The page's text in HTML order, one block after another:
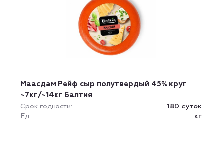
Маасдам Рейф сыр полутвердый 45% круг
~7кг/~14кг Балтия
Срок годности:
180 суток
Ед.:
кг